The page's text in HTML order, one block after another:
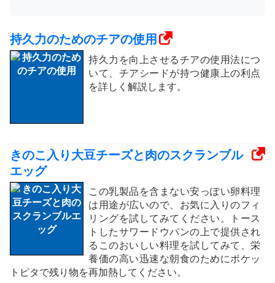
持久力のためのチアの使用
持久力を向上させるチアの使用法につ
いて、チアシードが持つ健康上の利点
を詳しく解説します。
きのこ入り大豆チーズと肉のスクランブル
エッグ
この乳製品を含まない安っぽい卵料理
は用途が広いので、お気に入りのフィ
リングを試してみてください。トース
トしたサワードウパンの上で提供され
るこのおいしい料理を試してみて、栄
養価の高い迅速な朝食のためにポケッ
トピタで残り物を再加熱してください。